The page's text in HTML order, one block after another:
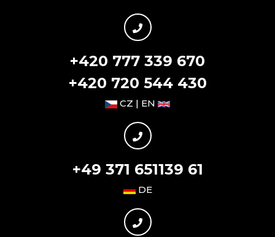
+420 777 339 670
+420 720 544 430
CZ | EN
+49 371 651139 61
DE